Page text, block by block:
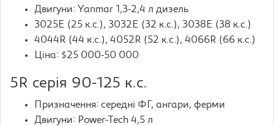
Двигуни: Yanmar 1,3-2,4 л дизель
3025E (25 к.с.), 3032E (32 к.с.), 3038E (38 к.с.)
4044R (44 к.с.), 4052R (52 к.с.), 4066R (66 к.с.)
Ціна: $25 000-50 000
5R серія 90-125 к.с.
Призначення: середні ФГ, ангари, ферми
Двигуни: Power-Tech 4,5 л